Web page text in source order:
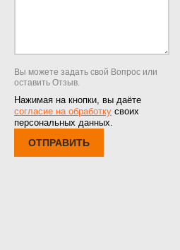
Вы можете задать свой Вопрос или
оставить Отзыв.
Нажимая на кнопки, вы даёте
согласие на обработку своих
персональных данных.
ОТПРАВИТЬ